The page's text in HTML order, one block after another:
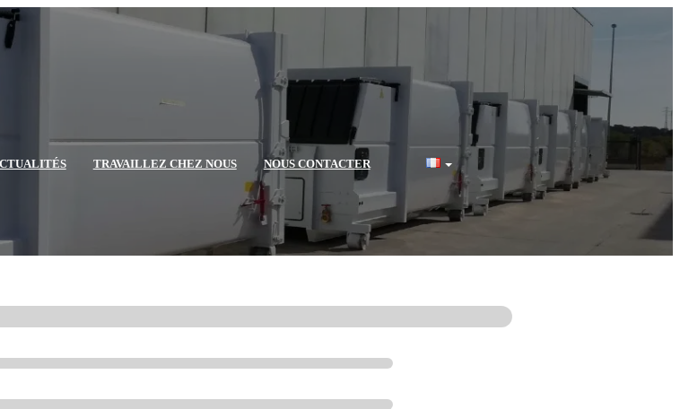
TRAVAILLEZ CHEZ NOUS NOUS CONTACTER